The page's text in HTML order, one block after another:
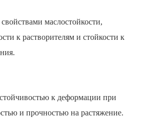
маслостойкости,
к растворителям и стойкости к
к деформации при
и прочностью на растяжение.